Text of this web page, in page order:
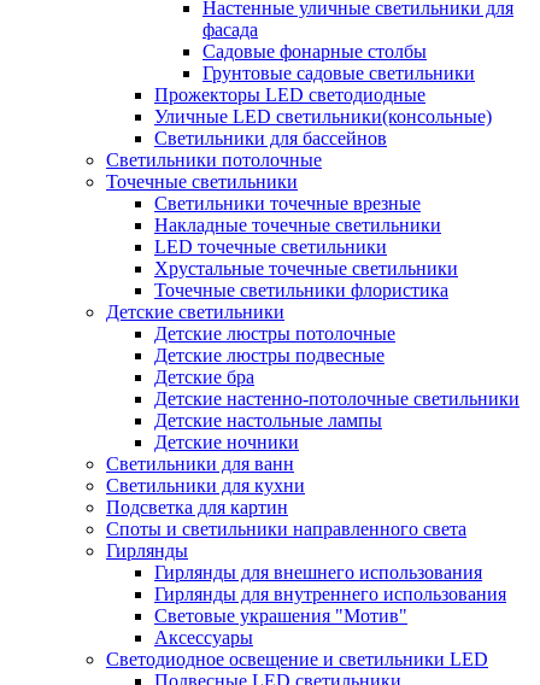
Настенные уличные светильники для
фасада
Садовые фонарные столбы
Грунтовые садовые светильники
Прожекторы LED светодиодные
Уличные LED светильники(консольные)
Светильники для бассейнов
Светильники потолочные
Точечные светильники
Светильники точечные врезные
Накладные точечные светильники
LED точечные светильники
Хрустальные точечные светильники
Точечные светильники флористика
Детские светильники
Детские люстры потолочные
Детские люстры подвесные
Детские бра
Детские настенно-потолочные светильники
Детские настольные лампы
Детские ночники
Светильники для ванн
Светильники для кухни
Подсветка для картин
Споты и светильники направленного света
Гирлянды
Гирлянды для внешнего использования
Гирлянды для внутреннего использования
Световые украшения "Мотив"
Аксессуары
Светодиодное освещение и светильники LED
Подвесные LED светильники